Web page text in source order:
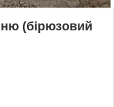
(бірюзовий